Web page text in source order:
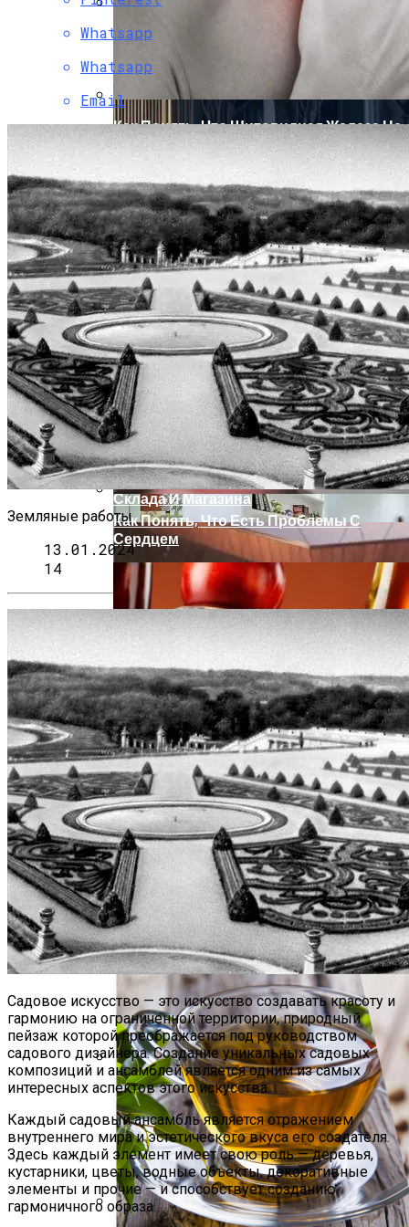
Как Снять Офис: Советы По Выбору И
Оформлению Договора
Как Сдать Квартиру Без Проблем И
Найти Надежных Арендаторов
Аренда Недвижимости Для Бизнеса:
Как Найти Подходящее Помещение
Chery Выводит На Рынок Новый
Гибридный Кроссовер Fulwin T10
Обновленный Volkswagen Magotan
Выходит На Китайский Рынок В Этом
Месяце
Стеллажи: Надежные Помощники Для
Склада И Магазина
Удлиненная BMW 5-Series Получила
Версию С Правым Рулем
Как Понять, Что Щитовидная Железа Не
В Порядке: Врачи Рассказали, На Что
Обратить Внимание
Как Понять, Что Есть Проблемы С
Сердцем
Алкоголь Может Быть Полезным: Что
Ученые Узнали О Спиртном Напитке
Whatsapp
Whatsapp
Email
Земляные работы
13.01.2024
14
Садовое искусство — это искусство создавать красоту и
гармонию на ограниченной территории, природный
пейзаж которой преображается под руководством
садового дизайнера. Создание уникальных садовых
композиций и ансамблей является одним из самых
интересных аспектов этого искусства.
Каждый садовый ансамбль является отражением
внутреннего мира и эстетического вкуса его создателя.
Здесь каждый элемент имеет свою роль — деревья,
кустарники, цветы, водные объекты, декоративные
элементы и прочие — и способствует созданию
гармоничного образа.